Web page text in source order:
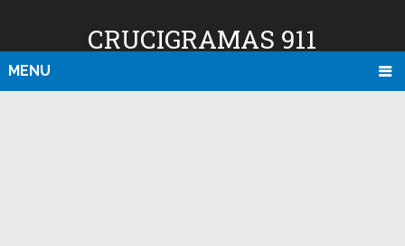
CRUCIGRAMAS 911
MENU